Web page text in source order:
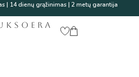
| 14 dienų grąžinimas | 2 metų garantija